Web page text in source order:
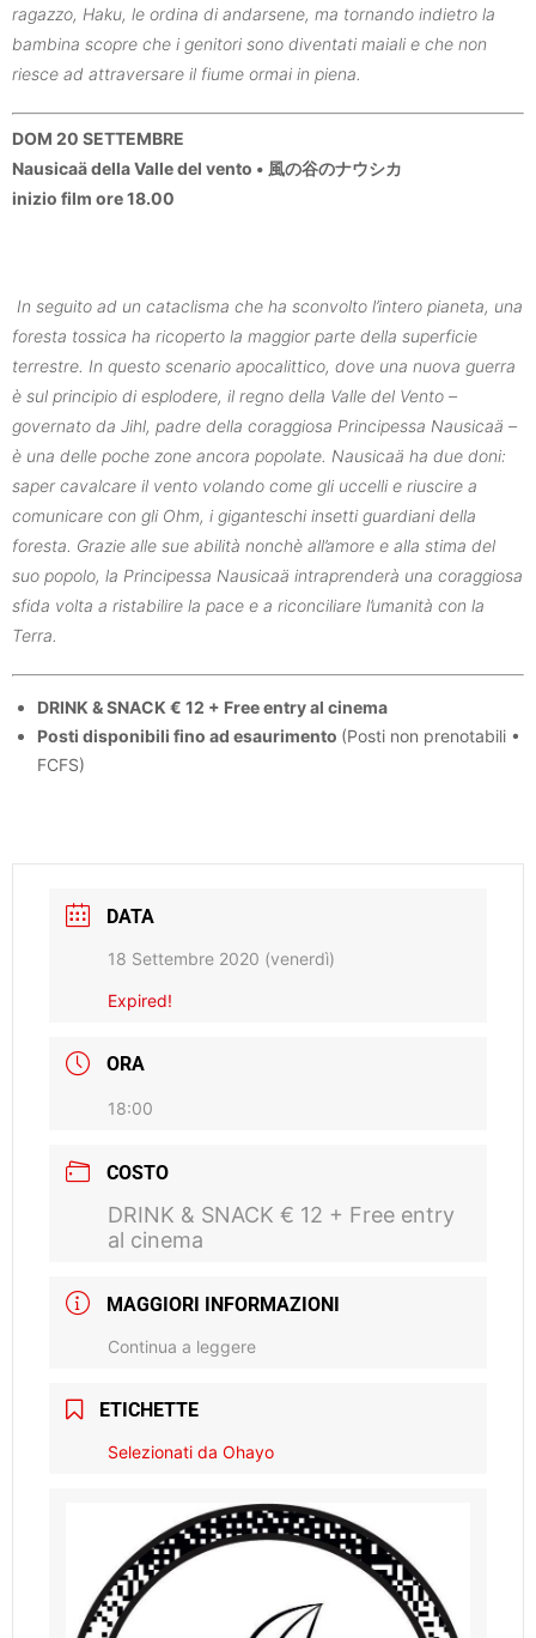
ragazzo, Haku, le ordina di andarsene, ma tornando indietro la
bambina scopre che i genitori sono diventati maiali e che non
riesce ad attraversare il fiume ormai in piena.
DOM 20 SETTEMBRE
Nausicaä della Valle del vento • 風の谷のナウシカ
inizio film ore 18.00
In seguito ad un cataclisma che ha sconvolto l’intero pianeta, una
foresta tossica ha ricoperto la maggior parte della superficie
terrestre. In questo scenario apocalittico, dove una nuova guerra
è sul principio di esplodere, il regno della Valle del Vento –
governato da Jihl, padre della coraggiosa Principessa Nausicaä –
è una delle poche zone ancora popolate. Nausicaä ha due doni:
saper cavalcare il vento volando come gli uccelli e riuscire a
comunicare con gli Ohm, i giganteschi insetti guardiani della
foresta. Grazie alle sue abilità nonchè all’amore e alla stima del
suo popolo, la Principessa Nausicaä intraprenderà una coraggiosa
sfida volta a ristabilire la pace e a riconciliare l’umanità con la
Terra.
DRINK & SNACK € 12 + Free entry al cinema
Posti disponibili fino ad esaurimento (Posti non prenotabili •
FCFS)
DATA
18 Settembre 2020 (venerdì)
Expired!
ORA
18:00
COSTO
DRINK & SNACK € 12 + Free entry
al cinema
MAGGIORI INFORMAZIONI
Continua a leggere
ETICHETTE
Selezionati da Ohayo